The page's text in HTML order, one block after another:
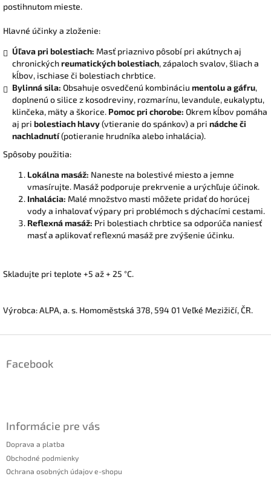
postihnutom mieste.
Hlavné účinky a zloženie:
Úľava pri bolestiach: Masť priaznivo pôsobí pri akútnych aj
chronickýchreumatických bolestiach, zápaloch svalov, šliach a
kĺbov, ischiase či bolestiach chrbtice.
Bylinná sila: Obsahuje osvedčenú kombináciu mentolu a gáfru,
doplnenú o silice z kosodreviny, rozmarínu, levandule, eukalyptu,
klinčeka, mäty a škorice. Pomoc pri chorobe: Okrem kĺbov pomáha
aj pri bolestiach hlavy(vtieranie do spánkov) a pri nádche či
nachladnutí(potieranie hrudníka alebo inhalácia).
Spôsoby použitia:
Lokálna masáž: Naneste na bolestivé miesto a jemne
vmasírujte. Masáž podporuje prekrvenie a urýchľuje účinok.
Inhalácia: Malé množstvo masti môžete pridať do horúcej
vody a inhalovať výpary pri problémoch s dýchacími cestami.
Reflexná masáž: Pri bolestiach chrbtice sa odporúča naniesť
masť a aplikovať reflexnú masáž pre zvýšenie účinku.
Skladujte pri teplote +5 až + 25 °C.
Výrobca: ALPA, a. s. Homoměstská 378, 594 01 Veľké Mezižičí, ČR.
Facebook
Informácie pre vás
Doprava a platba
Obchodné podmienky
Ochrana osobných údajov e-shopu